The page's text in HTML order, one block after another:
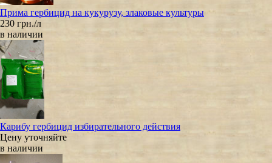
Прима гербицид на кукурузу, злаковые культуры
230 грн./л
в наличии
Карибу гербицид избирательного действия
Цену уточняйте
в наличии